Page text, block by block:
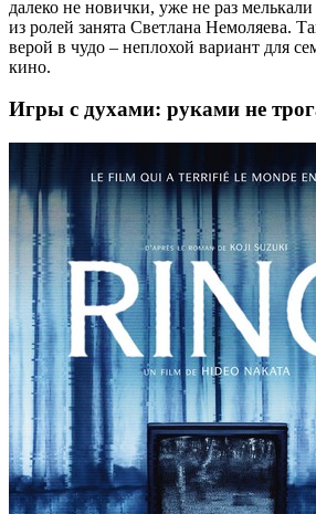
далеко не новички, уже не раз
из ролей занята Светлана Немоляева.
верой в чудо – неплохой вариант для
кино.
Игры с духами: руками не